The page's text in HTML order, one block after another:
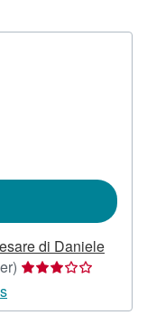
di Daniele
Seller
3